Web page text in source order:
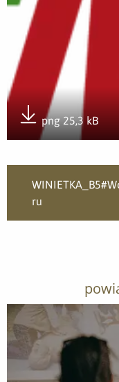
png 25,3 kB
Pobierz załącznik
ru